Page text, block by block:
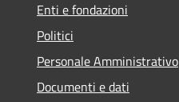
Enti e fondazioni
Politici
Personale Amministrativo
Documenti e dati